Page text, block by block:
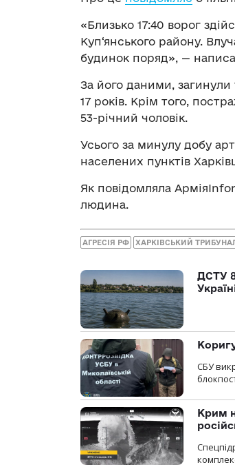
«Близько 17:40 ворог
Куп‘янського району.
будинок поряд», —
За його даними, загинули
17 років. Крім того,
53-річний чоловік.
Усього за минулу добу
населених пунктів
Як повідомляла
людина.
АГРЕСІЯ РФ ХАРКІВСЬКИЙ
ДСТУ
СБУ
Крим